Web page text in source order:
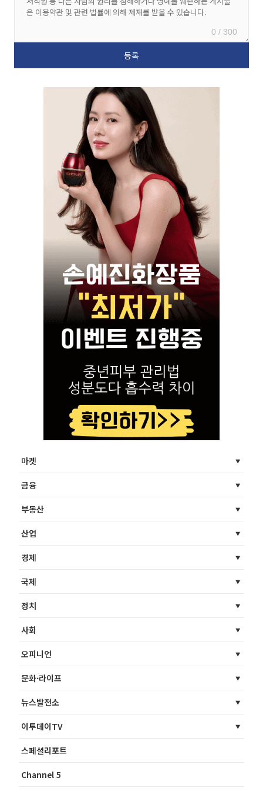
0 / 300
마켓
금융
부동산
산업
경제
국제
정치
사회
오피니언
문화·라이프
뉴스발전소
이투데이TV
스페셜리포트
Channel 5